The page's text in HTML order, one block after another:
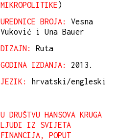
MIKROPOLITIKE)
UREDNICE BROJA:
Vesna
Vuković i Una Bauer
DIZAJN:
Ruta
GODINA IZDANJA:
2013.
JEZIK:
hrvatski/engleski
U DRUŠTVU HANSOVA KRUGA
LJUDI IZ SVIJETA
FINANCIJA, POPUT